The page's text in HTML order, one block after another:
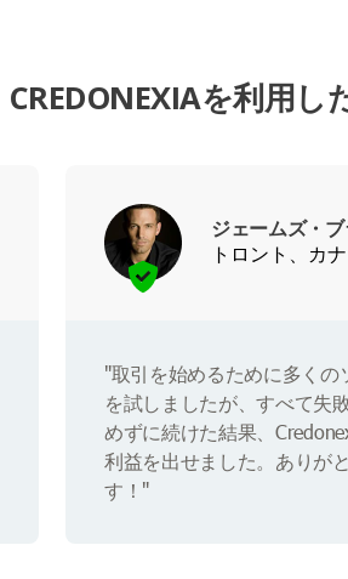
CREDONEXIAを利用し
ジェームズ・
トロント、カ
"取引を始めるために多くの
を試しましたが、すべて失
めずに続けた結果、
利益を出せました。ありが
す！"